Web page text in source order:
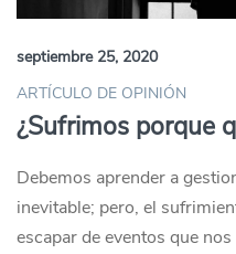
septiembre 25, 2020
ARTÍCULO DE OPINIÓN
¿Sufrimos porque
Debemos aprender a
inevitable; pero, el
escapar de eventos que